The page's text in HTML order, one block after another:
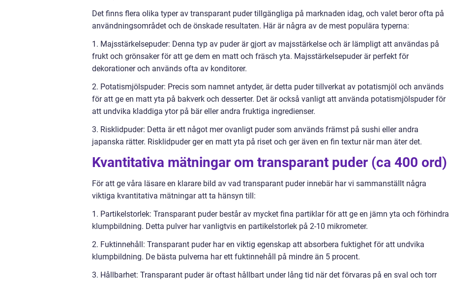
Det finns flera olika typer av transparant puder tillgängliga på marknaden idag, och valet beror ofta på
användningsområdet och de önskade resultaten. Här är några av de mest populära typerna:
1. Majsstärkelsepuder: Denna typ av puder är gjort av majsstärkelse och är lämpligt att användas på
frukt och grönsaker för att ge dem en matt och fräsch yta. Majsstärkelsepuder är perfekt för
dekorationer och används ofta av konditorer.
2. Potatismjölspuder: Precis som namnet antyder, är detta puder tillverkat av potatismjöl och används
för att ge en matt yta på bakverk och desserter. Det är också vanligt att använda potatismjölspuder för
att undvika kladdiga ytor på bär eller andra fruktiga ingredienser.
3. Risklidpuder: Detta är ett något mer ovanligt puder som används främst på sushi eller andra
japanska rätter. Risklidpuder ger en matt yta på riset och ger även en fin textur när man äter det.
Kvantitativa mätningar om transparant puder (ca 400 ord)
För att ge våra läsare en klarare bild av vad transparant puder innebär har vi sammanställt några
viktiga kvantitativa mätningar att ta hänsyn till:
1. Partikelstorlek: Transparant puder består av mycket fina partiklar för att ge en jämn yta och förhindra
klumpbildning. Detta pulver har vanligtvis en partikelstorlek på 2-10 mikrometer.
2. Fuktinnehåll: Transparant puder har en viktig egenskap att absorbera fuktighet för att undvika
klumpbildning. De bästa pulverna har ett fuktinnehåll på mindre än 5 procent.
3. Hållbarhet: Transparant puder är oftast hållbart under lång tid när det förvaras på en sval och torr